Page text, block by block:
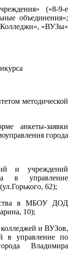
(«8-9-е
объединения»;
«ВУЗы»
методической
анкеты-заявки
города
и учреждений
в управление
62);
в МБОУ ДОД
10);
и ВУЗов,
в управление по
Владимира